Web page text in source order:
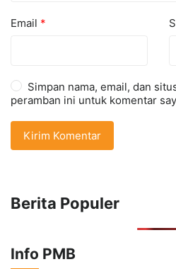
Email *
Simpan nama, email, dan
peramban ini untuk komentar
Berita Populer
Info PMB